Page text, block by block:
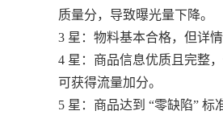
质量分，导致曝光量下降。
3 星：物料基本合格，但详
4 星：商品信息优质且完整
可获得流量加分。
5 星：商品达到 “零缺陷”